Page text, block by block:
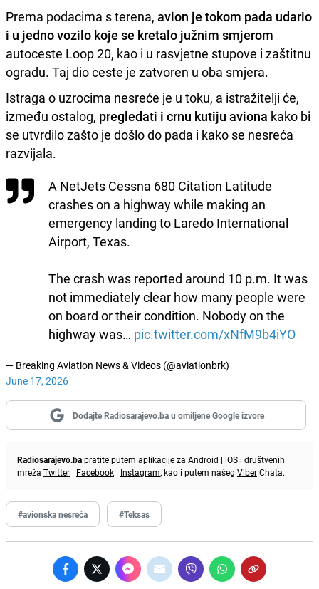
Prema podacima s terena, avion je tokom pada udario
i u jedno vozilo koje se kretalo južnim smjerom
autoceste Loop 20, kao i u rasvjetne stupove i zaštitnu
ogradu. Taj dio ceste je zatvoren u oba smjera.
Istraga o uzrocima nesreće je u toku, a istražitelji će,
između ostalog, pregledati i crnu kutiju aviona kako bi
se utvrdilo zašto je došlo do pada i kako se nesreća
razvijala.
A NetJets Cessna 680 Citation Latitude
crashes on a highway while making an
emergency landing to Laredo International
Airport, Texas.
The crash was reported around 10 p.m. It was
not immediately clear how many people were
on board or their condition. Nobody on the
highway was… pic.twitter.com/xNfM9b4iYO
— Breaking Aviation News & Videos (@aviationbrk)
June 17, 2026
Dodajte Radiosarajevo.ba u omiljene Google izvore
Radiosarajevo.bapratite putem aplikacije za Android | iOS i društvenih
mreža Twitter | Facebook | Instagram, kao i putem našeg ViberChata.
#avionska nesreća #Teksas